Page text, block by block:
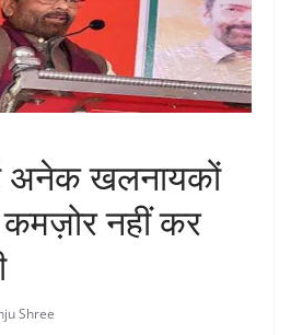
अनेक खलनायकों
नहीं कर
Shree